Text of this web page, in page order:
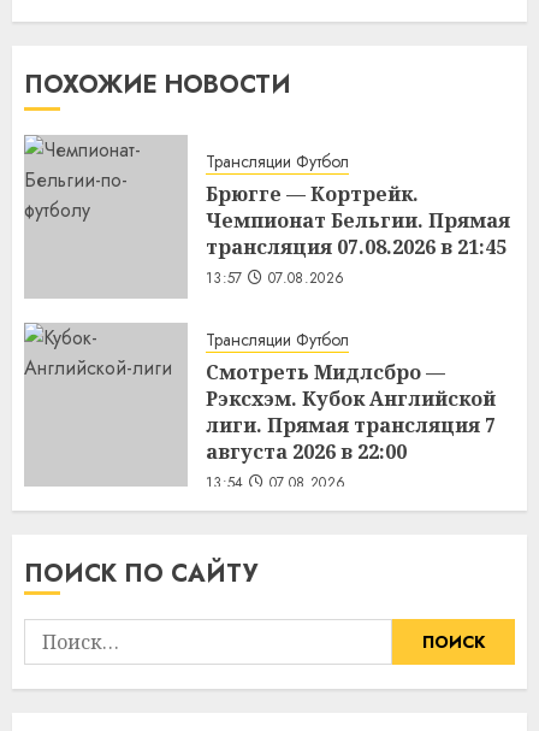
ПОХОЖИЕ НОВОСТИ
Трансляции Футбол
Брюгге — Кортрейк.
Чемпионат Бельгии. Прямая
трансляция 07.08.2026 в 21:45
13:57 07.08.2026
Трансляции Футбол
Смотреть Мидлсбро —
Рэксхэм. Кубок Английской
лиги. Прямая трансляция 7
августа 2026 в 22:00
13:54 07.08.2026
ПОИСК ПО САЙТУ
Найти: